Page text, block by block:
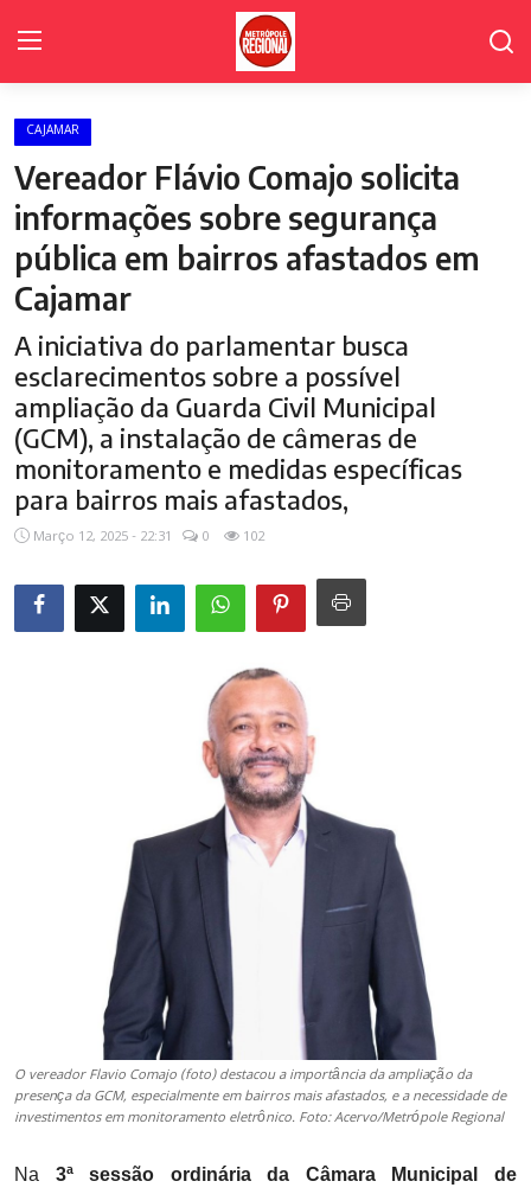
Home Page
Fale Conosco
Polícia
Política
Poder Legislativo de Cajamar
Cidades
Galeria de Fotos
CAJAMAR
Vereador Flávio Comajo solicita
informações sobre segurança
pública em bairros afastados em
Cajamar
A iniciativa do parlamentar busca
esclarecimentos sobre a possível
ampliação da Guarda Civil Municipal
(GCM), a instalação de câmeras de
monitoramento e medidas específicas
para bairros mais afastados,
Março 12, 2025 - 22:31 0 102
O vereador Flavio Comajo (foto) destacou a importância da ampliação da
presença da GCM, especialmente em bairros mais afastados, e a necessidade de
investimentos em monitoramento eletrônico. Foto: Acervo/Metrópole Regional
Na 3ª sessão ordinária da Câmara Municipal de